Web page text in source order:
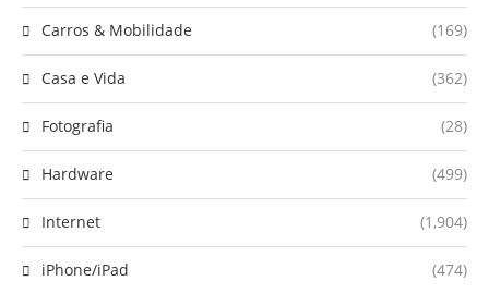
Carros & Mobilidade (169)
Casa e Vida (362)
Fotografia (28)
Hardware (499)
Internet (1,904)
iPhone/iPad (474)